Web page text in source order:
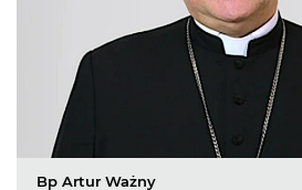
Bp Artur Ważny